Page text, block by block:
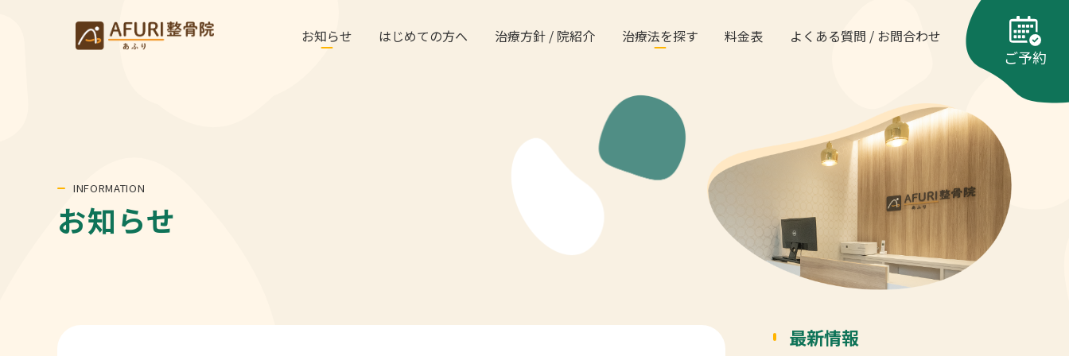
お知らせ はじめての方へ 治療方針 / 院紹介 治療法を探す 料金表 よくある質問 / お問合わせ
ご予約
INFORMATION
お知らせ
最新情報